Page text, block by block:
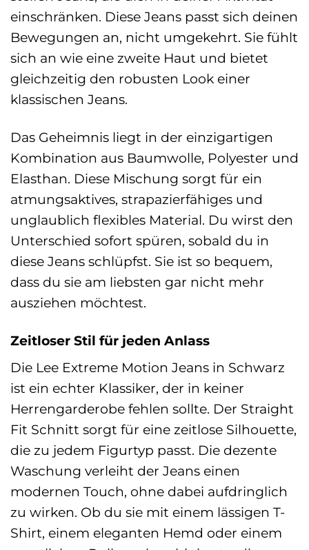
einschränken. Diese Jeans passt sich deinen
Bewegungen an, nicht umgekehrt. Sie fühlt
sich an wie eine zweite Haut und bietet
gleichzeitig den robusten Look einer
klassischen Jeans.
Das Geheimnis liegt in der einzigartigen
Kombination aus Baumwolle, Polyester und
Elasthan. Diese Mischung sorgt für ein
atmungsaktives, strapazierfähiges und
unglaublich flexibles Material. Du wirst den
Unterschied sofort spüren, sobald du in
diese Jeans schlüpfst. Sie ist so bequem,
dass du sie am liebsten gar nicht mehr
ausziehen möchtest.
Zeitloser Stil für jeden Anlass
Die Lee Extreme Motion Jeans in Schwarz
ist ein echter Klassiker, der in keiner
Herrengarderobe fehlen sollte. Der Straight
Fit Schnitt sorgt für eine zeitlose Silhouette,
die zu jedem Figurtyp passt. Die dezente
Waschung verleiht der Jeans einen
modernen Touch, ohne dabei aufdringlich
zu wirken. Ob du sie mit einem lässigen T-
Shirt, einem eleganten Hemd oder einem